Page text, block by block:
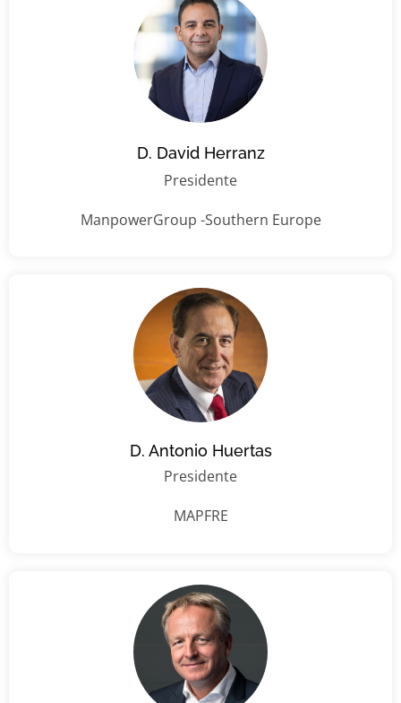
D. David Herranz
Presidente
ManpowerGroup -Southern Europe
D. Antonio Huertas
Presidente
MAPFRE